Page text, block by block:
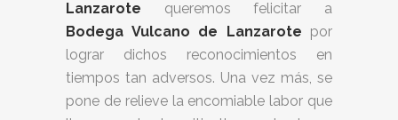
Lanzarote queremos felicitar a
Bodega Vulcano de Lanzarote por
lograr dichos reconocimientos en
tiempos tan adversos. Una vez más, se
pone de relieve la encomiable labor que